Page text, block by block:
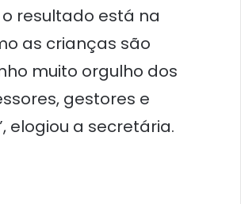
resultado está na
as crianças são
muito orgulho dos
gestores e
elogiou a secretária.